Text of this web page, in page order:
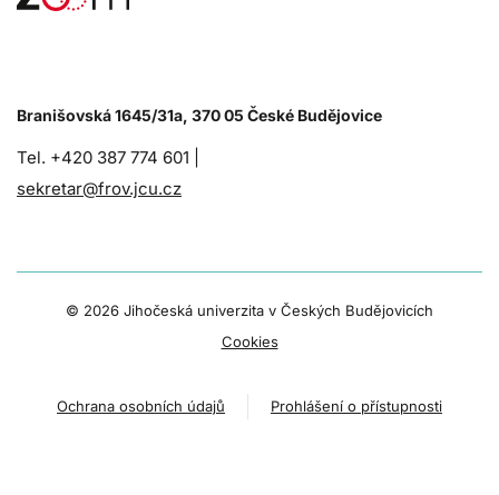
Branišovská 1645/31a, 370 05 České Budějovice
Tel. +420 387 774 601 |
sekretar@frov.jcu.cz
© 2026 Jihočeská univerzita v Českých Budějovicích
Cookies
Ochrana osobních údajů Prohlášení o přístupnosti